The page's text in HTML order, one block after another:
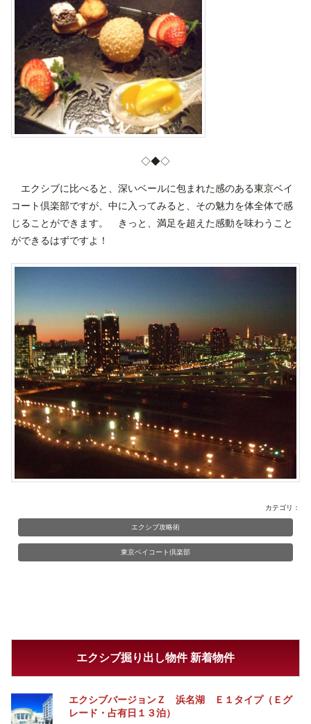
◇◆◇
エクシブに比べると、深いベールに包まれた感のある東京ベイ
コート倶楽部ですが、中に入ってみると、その魅力を体全体で感
じることができます。 きっと、満足を超えた感動を味わうこと
ができるはずですよ！
カテゴリ：
エクシブ攻略術
東京ベイコート倶楽部
エクシブ掘り出し物件 新着物件
エクシブバージョンＺ 浜名湖 Ｅ１タイプ（Ｅグ
レード・占有日１３泊）